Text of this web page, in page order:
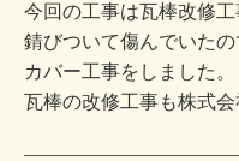
今回の工事は瓦棒改修工
錆びついて傷んでいた
カバー工事をしました。
瓦棒の改修工事も株式会